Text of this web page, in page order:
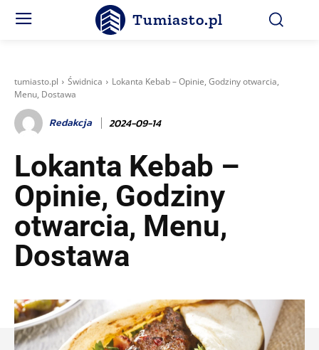
Tumiasto.pl
tumiasto.pl Świdnica
Lokanta Kebab – Opinie, Godziny otwarcia,
Menu, Dostawa
Redakcja 2024-09-14
Lokanta Kebab –
Opinie, Godziny
otwarcia, Menu,
Dostawa